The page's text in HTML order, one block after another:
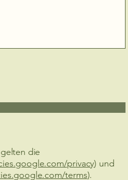
die
privacy) und
terms).